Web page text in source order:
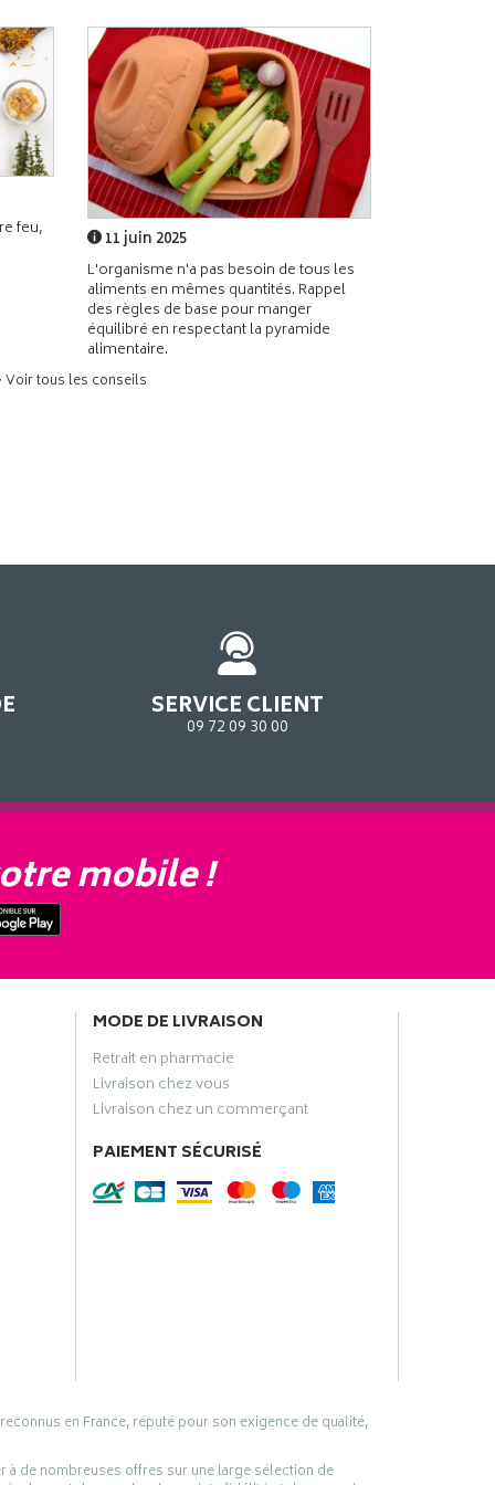
feu,
11 juin 2025
L'organisme n'a pas besoin de tous les
aliments en mêmes quantités. Rappel
des règles de base pour manger
équilibré en respectant la pyramide
alimentaire.
Voir tous les conseils
SERVICE CLIENT
09 72 09 30 00
mobile !
MODE DE LIVRAISON
Retrait en pharmacie
Livraison chez vous
Livraison chez un commerçant
PAIEMENT SÉCURISÉ
en France, réputé pour son exigence de qualité,
à de nombreuses offres sur une large sélection de